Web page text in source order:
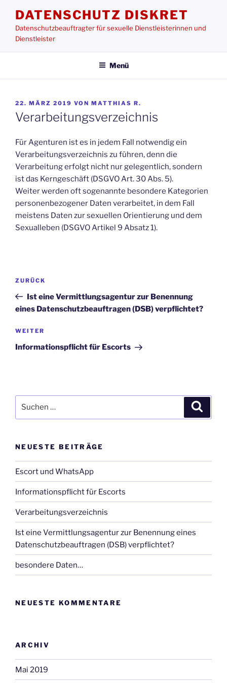
Inhalt
springen
DATENSCHUTZ DISKRET
Datenschutzbeauftragter für sexuelle Dienstleisterinnen und
Dienstleister
Menü
VERÖFFENTLICHT
AM
22. MÄRZ 2019 VON MATTHIAS R.
Verarbeitungsverzeichnis
Für Agenturen ist es in jedem Fall notwendig ein
Verarbeitungsverzeichnis zu führen, denn die
Verarbeitung erfolgt nicht nur gelegentlich, sondern
ist das Kerngeschäft (DSGVO Art. 30 Abs. 5).
Weiter werden oft sogenannte besondere Kategorien
personenbezogener Daten verarbeitet, in dem Fall
meistens Daten zur sexuellen Orientierung und dem
Sexualleben (DSGVO Artikel 9 Absatz 1).
Beitragsnavigation
Vorheriger
Beitrag
ZURÜCK
Ist eine Vermittlungsagentur zur Benennung
eines Datenschutzbeauftragen (DSB) verpflichtet?
Nächster
Beitrag
WEITER
Informationspflicht für Escorts
nach:
NEUESTE BEITRÄGE
Escort und WhatsApp
Informationspflicht für Escorts
Verarbeitungsverzeichnis
Ist eine Vermittlungsagentur zur Benennung eines
Datenschutzbeauftragen (DSB) verpflichtet?
besondere Daten…
NEUESTE KOMMENTARE
ARCHIV
Mai 2019